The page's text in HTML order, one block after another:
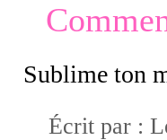
Sublime ton
Écrit par :